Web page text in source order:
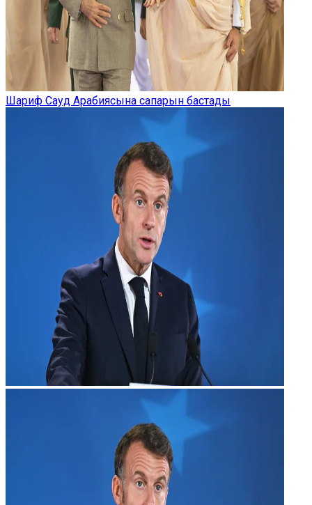
Шариф Сауд Арабиясына сапарын бастады